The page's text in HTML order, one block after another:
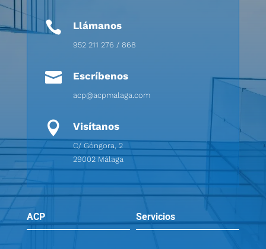
 Llámanos
952 211 276 / 868
 Escríbenos
acp@acpmalaga.com
 Visítanos
C/ Góngora, 2
29002 Málaga
ACP Servicios